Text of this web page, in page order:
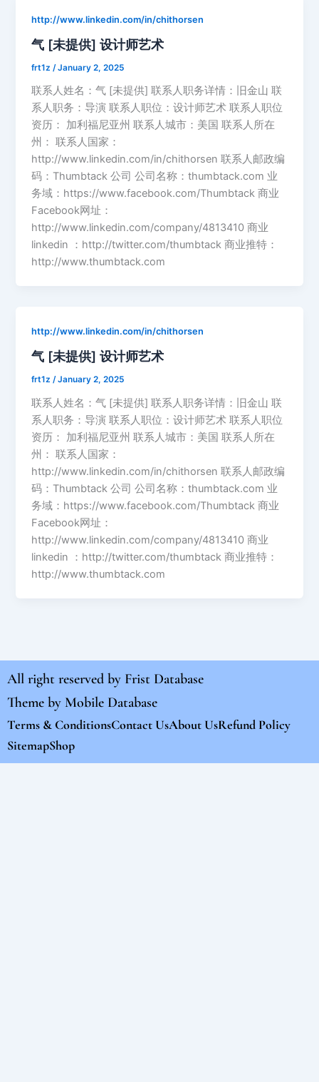
http://www.linkedin.com/in/chithorsen
气 [未提供] 设计师艺术
frt1z /January 2, 2025
联系人姓名：气 [未提供] 联系人职务详情：旧金山 联
系人职务：导演 联系人职位：设计师艺术 联系人职位
资历： 加利福尼亚州 联系人城市：美国 联系人所在
州： 联系人国家：
http://www.linkedin.com/in/chithorsen 联系人邮政编
码：Thumbtack 公司 公司名称：thumbtack.com 业
务域：https://www.facebook.com/Thumbtack 商业
Facebook网址：
http://www.linkedin.com/company/4813410 商业
linkedin ：http://twitter.com/thumbtack 商业推特：
http://www.thumbtack.com
http://www.linkedin.com/in/chithorsen
气 [未提供] 设计师艺术
frt1z /January 2, 2025
联系人姓名：气 [未提供] 联系人职务详情：旧金山 联
系人职务：导演 联系人职位：设计师艺术 联系人职位
资历： 加利福尼亚州 联系人城市：美国 联系人所在
州： 联系人国家：
http://www.linkedin.com/in/chithorsen 联系人邮政编
码：Thumbtack 公司 公司名称：thumbtack.com 业
务域：https://www.facebook.com/Thumbtack 商业
Facebook网址：
http://www.linkedin.com/company/4813410 商业
linkedin ：http://twitter.com/thumbtack 商业推特：
http://www.thumbtack.com
All right reserved by Frist Database
Theme by Mobile Database
Terms & ConditionsContact UsAbout UsRefund Policy
SitemapShop